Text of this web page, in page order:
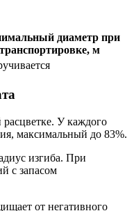
диаметр при
транспортировке, м
У каждого
максимальный до 83%.
изгиба. При
с запасом
от негативного